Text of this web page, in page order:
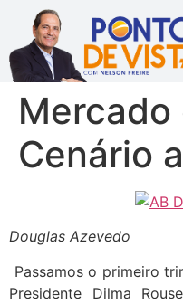
Mercado
Cenário
Douglas Azevedo
Passamos o primeiro
Presidente Dilma